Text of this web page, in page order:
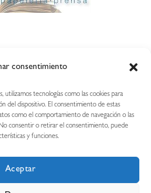
consentimiento
utilizamos tecnologías como las cookies para
del dispositivo. El consentimiento de estas
como el comportamiento de navegación o las
consentir o retirar el consentimiento, puede
y funciones.
Aceptar
Esquíroz, 27
687 54 31 70